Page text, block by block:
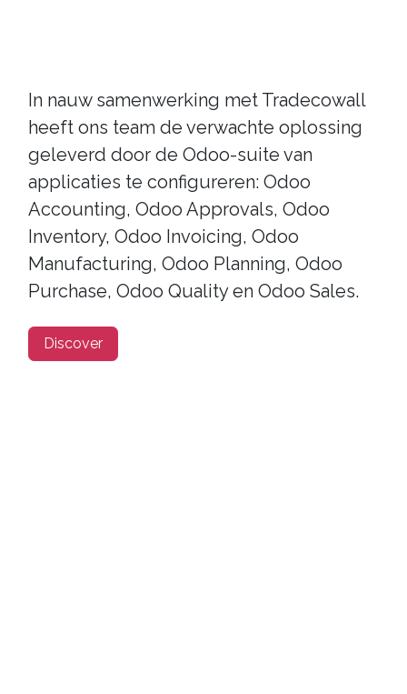
In nauw samenwerking met Tradecowall
heeft ons team de verwachte oplossing
geleverd door de Odoo-suite van
applicaties te configureren: Odoo
Accounting, Odoo Approvals, Odoo
Inventory, Odoo Invoicing, Odoo
Manufacturing, Odoo Planning, Odoo
Purchase, Odoo Quality en Odoo Sales.
Discover